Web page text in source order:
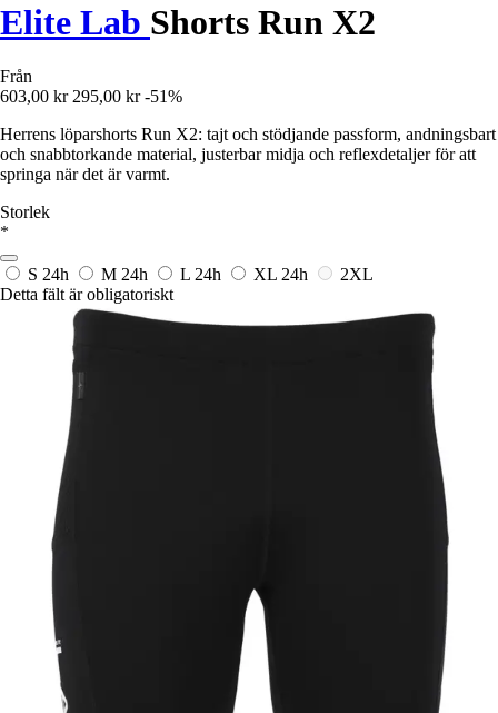
Elite Lab Shorts Run X2
Från
603,00 kr 295,00 kr -51%
Herrens löparshorts Run X2: tajt och stödjande passform, andningsbart
och snabbtorkande material, justerbar midja och reflexdetaljer för att
springa när det är varmt.
Storlek
*
S 24h M 24h L 24h XL 24h
2XL
Detta fält är obligatoriskt